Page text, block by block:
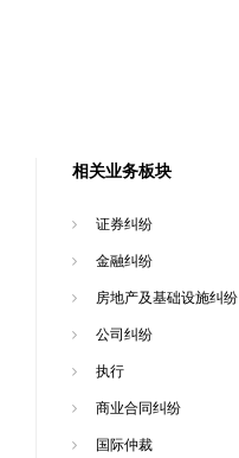
相关业务板块
证券纠纷
金融纠纷
房地产及基础设施纠纷
公司纠纷
执行
商业合同纠纷
国际仲裁